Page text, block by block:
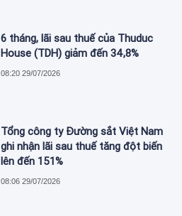
6 tháng, lãi sau thuế của Thuduc
House (TDH) giảm đến 34,8%
08:20 29/07/2026
Tổng công ty Đường sắt Việt Nam
ghi nhận lãi sau thuế tăng đột biến
lên đến 151%
08:06 29/07/2026